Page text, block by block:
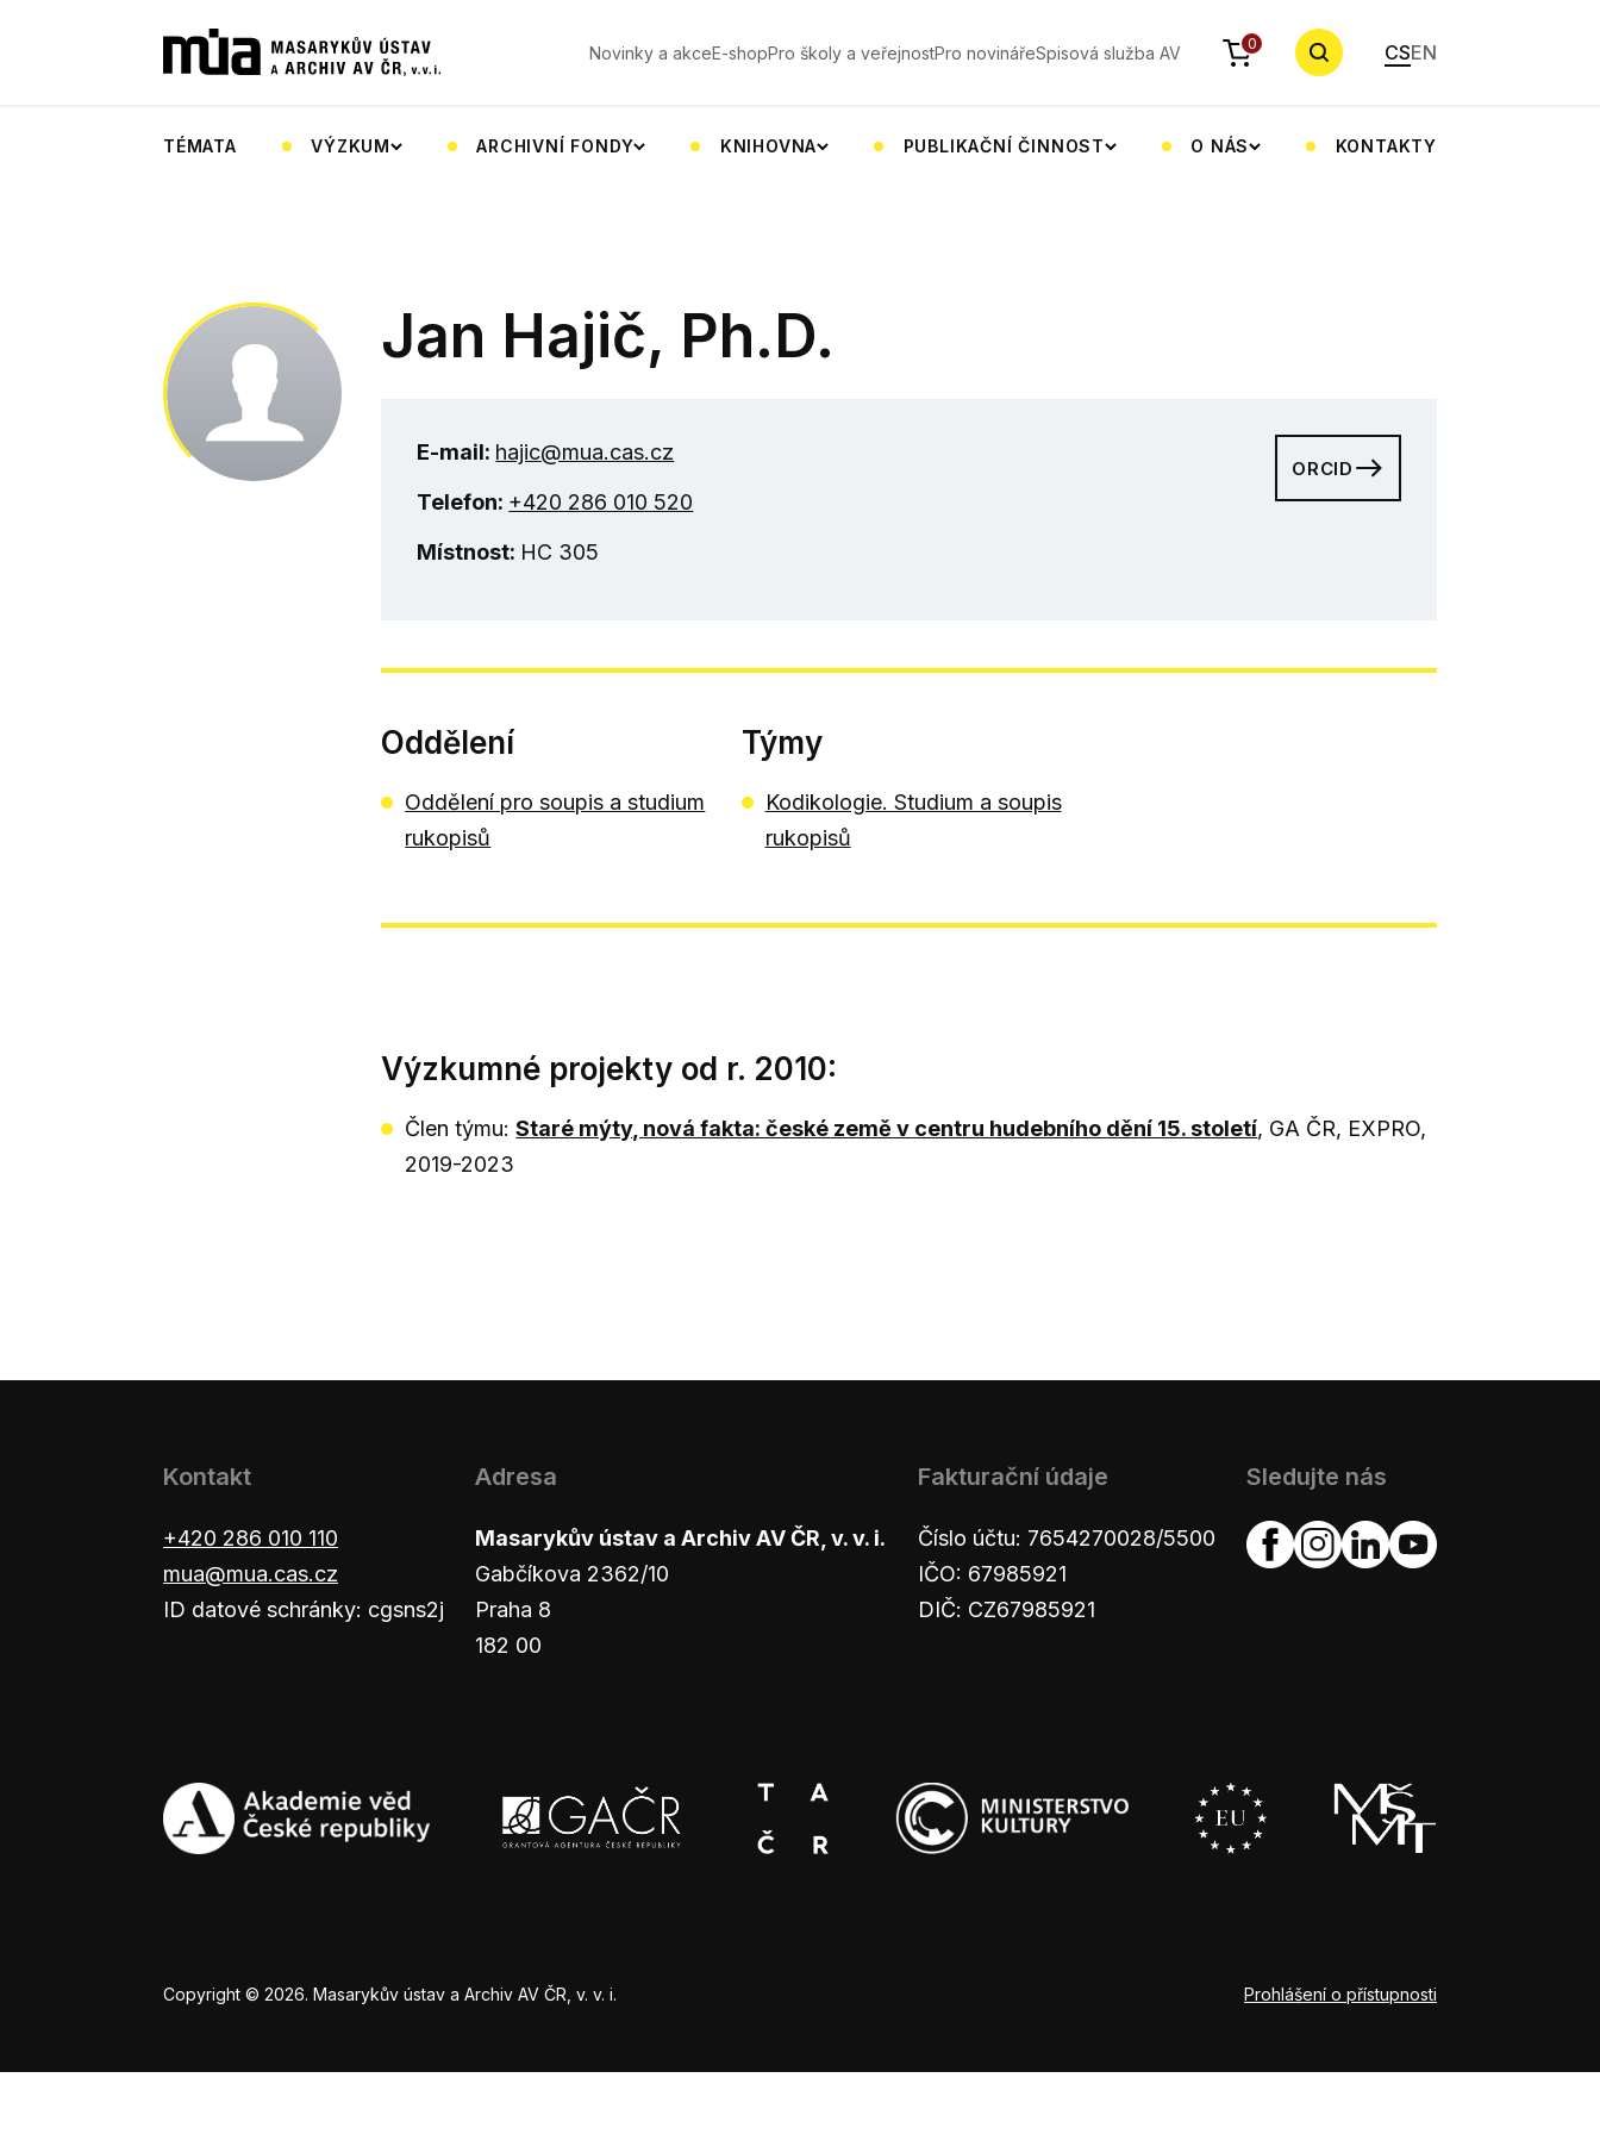
Novinky a akceE-shopPro školy a veřejnostPro novinářeSpisová služba AV 0 CSEN
TÉMATA VÝZKUM ARCHIVNÍ FONDY KNIHOVNA PUBLIKAČNÍ ČINNOST O NÁS KONTAKTY
Jan Hajič, Ph.D.
E-mail: hajic@mua.cas.cz
Telefon: +420 286 010 520
Místnost: HC 305
ORCID
Oddělení
Oddělení pro soupis a studium
rukopisů
Týmy
Kodikologie. Studium a soupis
rukopisů
Výzkumné projekty od r. 2010:
Člen týmu:Staré mýty, nová fakta: české země v centru hudebního dění 15. století, GA ČR, EXPRO,
2019-2023
Kontakt
+420 286 010 110
mua@mua.cas.cz
ID datové schránky: cgsns2j
Adresa
Masarykův ústav a Archiv AV ČR, v. v. i.
Gabčíkova 2362/10
Praha 8
182 00
Fakturační údaje
Číslo účtu: 7654270028/5500
IČO: 67985921
DIČ: CZ67985921
Sledujte nás
Copyright © 2026. Masarykův ústav a Archiv AV ČR, v. v. i. Prohlášení o přístupnosti